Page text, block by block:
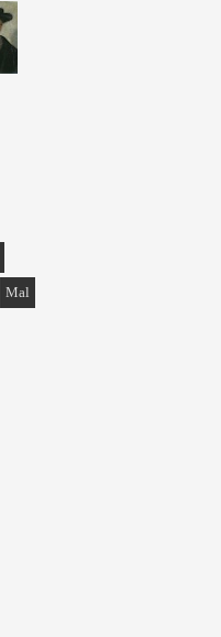
Mal